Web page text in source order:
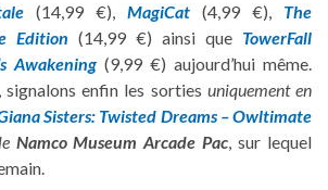
(14,99 €), MagiCat (4,99 €), The
Edition (14,99 €) ainsi que TowerFall
Awakening (9,99 €) aujourd’hui même.
enfin les sorties uniquement en
Sisters: Twisted Dreams – Owltimate
Namco Museum Arcade Pac, sur lequel